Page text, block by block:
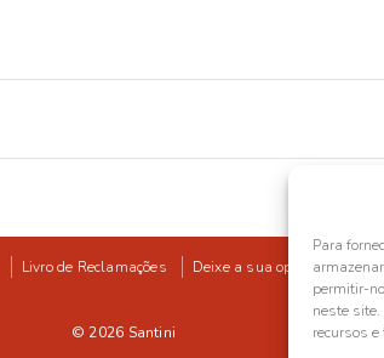
Para
permitir-
neste
recursos e
Livro de Reclamações Deixe a sua opinião
© 2026 Santini